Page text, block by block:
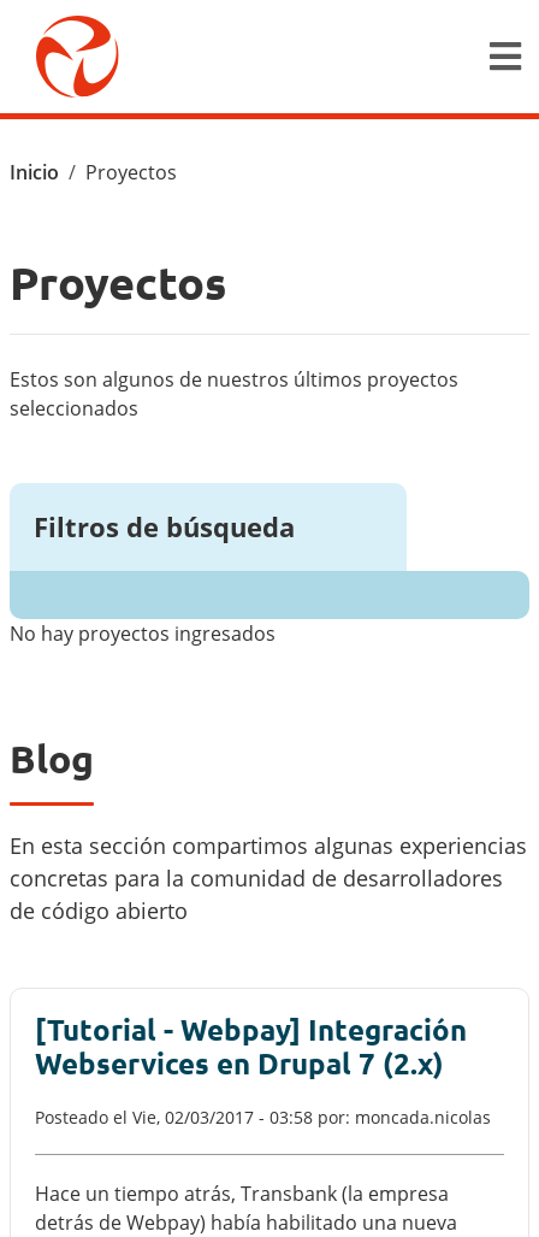
Pasar al contenido principal
Ruta de navegación
Inicio Proyectos
Proyectos
Estos son algunos de nuestros últimos proyectos
seleccionados
Filtros de búsqueda
No hay proyectos ingresados
Blog
En esta sección compartimos algunas experiencias
concretas para la comunidad de desarrolladores
de código abierto
[Tutorial - Webpay] Integración
Webservices en Drupal 7 (2.x)
Posteado el Vie, 02/03/2017 - 03:58 por: moncada.nicolas
Hace un tiempo atrás, Transbank (la empresa
detrás de Webpay) había habilitado una nueva